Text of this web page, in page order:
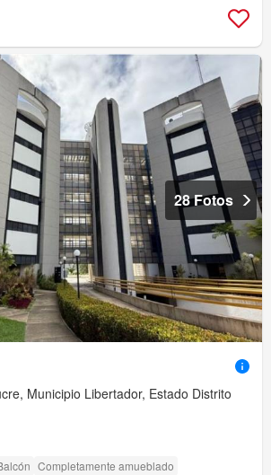
28 Fotos
Municipio Libertador, Estado Distrito
Completamente amueblado